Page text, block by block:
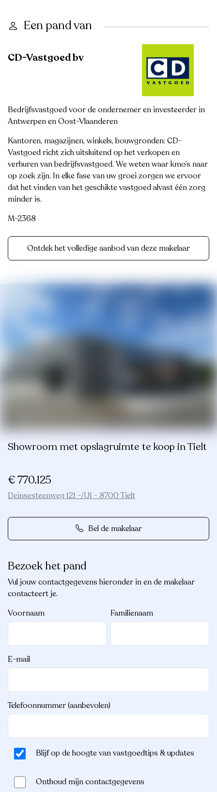
Een pand van
CD-Vastgoed bv
Bedrijfsvastgoed voor de ondernemer en investeerder in
Antwerpen en Oost-Vlaanderen
Kantoren, magazijnen, winkels, bouwgronden: CD-
Vastgoed richt zich uitsluitend op het verkopen en
verhuren van bedrijfsvastgoed. We weten waar kmo’s naar
op zoek zijn. In elke fase van uw groei zorgen we ervoor
dat het vinden van het geschikte vastgoed alvast één zorg
minder is.
M-2368
Ontdek het volledige aanbod van deze makelaar
Showroom met opslagruimte te koop in Tielt
€ 770.125
Deinsesteenweg 121 -/U1 - 8700 Tielt
Bel de makelaar
Bezoek het pand
Vul jouw contactgegevens hieronder in en de makelaar
contacteert je.
Voornaam
Familienaam
E-mail
Telefoonnummer (aanbevolen)
Blijf op de hoogte van vastgoedtips & updates
Onthoud mijn contactgegevens